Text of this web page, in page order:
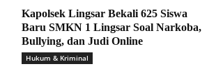
Kapolsek Lingsar Bekali 625 Siswa
Baru SMKN 1 Lingsar Soal Narkoba,
Bullying, dan Judi Online
Hukum & Kriminal